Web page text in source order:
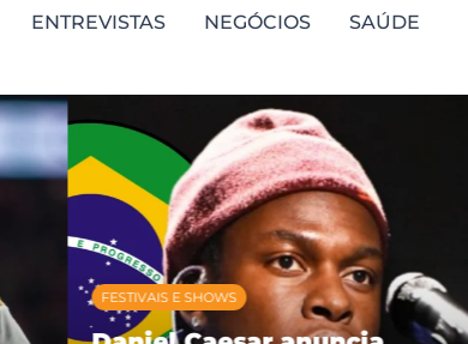
ENTREVISTAS NEGÓCIOS SAÚDE
FESTIVAIS E SHOWS